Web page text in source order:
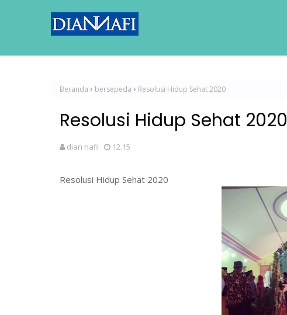
Beranda bersepeda Resolusi Hidup Sehat 2020
Resolusi Hidup Sehat 2020
dian nafi 12.15
Resolusi Hidup Sehat 2020